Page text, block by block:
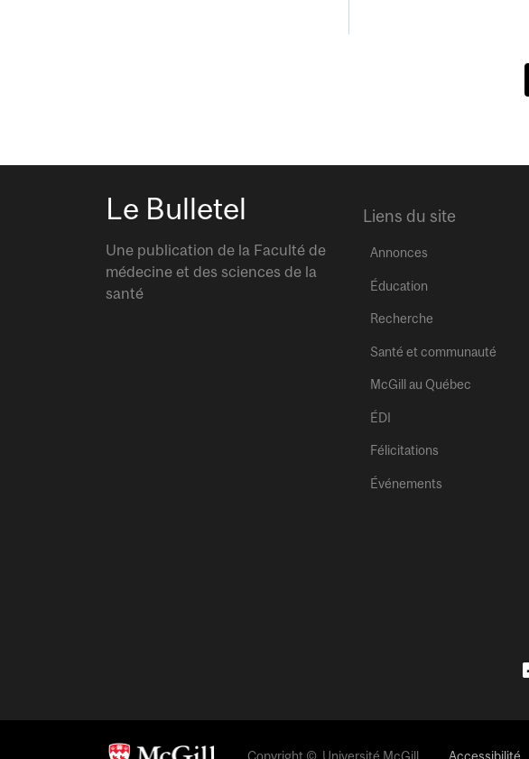
Le Bulletel
Une publication de la Faculté de
médecine et des sciences de la
santé
Liens du site
Annonces
Éducation
Recherche
Santé et communauté
McGill au Québec
ÉDI
Félicitations
Événements
Copyright © Université McGill. Accessibilité